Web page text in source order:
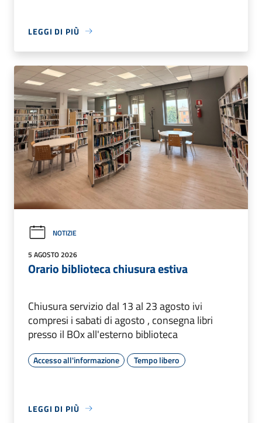
LEGGI DI PIÙ
NOTIZIE
5 AGOSTO 2026
Orario biblioteca chiusura estiva
Chiusura servizio dal 13 al 23 agosto ivi
compresi i sabati di agosto , consegna libri
presso il BOx all'esterno biblioteca
Accesso all'informazione Tempo libero
LEGGI DI PIÙ